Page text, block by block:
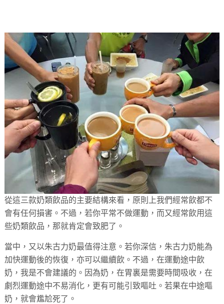
從這三款奶類飲品的主要結構來看，原則上我們經常飲都不
會有任何損害。不過，若你平常不做運動，而又經常飲用這
些奶類飲品，那就肯定會致肥了。
當中，又以朱古力奶最值得注意。若你深信，朱古力奶能為
加快運動後的恢復，亦可以繼續飲。不過，在運動途中飲
奶，我是不會建議的。因為奶，在胃裏是需要時間吸收，在
劇烈運動途中不易消化，更有可能引致嘔吐。若果在中途嘔
奶，就會尷尬死了。